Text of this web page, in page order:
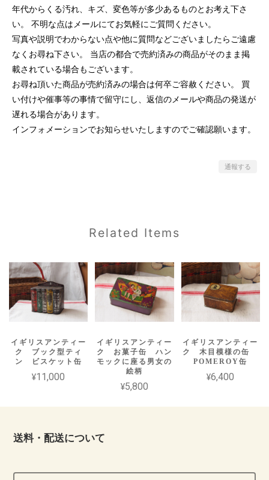
年代からくる汚れ、キズ、変色等が多少あるものとお考え下さ
い。 不明な点はメールにてお気軽にご質問ください。
写真や説明でわからない点や他に質問などございましたらご遠慮
なくお尋ね下さい。 当店の都合で売約済みの商品がそのまま掲
載されている場合もございます。
お尋ね頂いた商品が売約済みの場合は何卒ご容赦ください。 買
い付けや催事等の事情で留守にし、返信のメールや商品の発送が
遅れる場合があります。
インフォメーションでお知らせいたしますのでご確認願います。
通報する
Related Items
イギリスアンティー
ク ブック型ティ
ン ビスケット缶
¥11,000
イギリスアンティー
ク お菓子缶 ハン
モックに座る男女の
絵柄
¥5,800
イギリスアンティー
ク 木目模様の缶
POMEROY缶
¥6,400
送料・配送について